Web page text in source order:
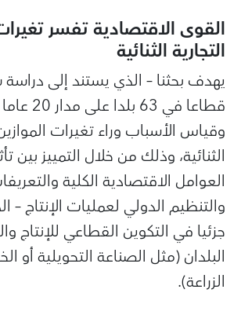
القوى الاقتصادية تفسر
التجارية الثنائية
قطاعا في
وقياس الأسباب وراء تغيرات
الثنائية، وذلك من خلال التمييز بين
العوامل الاقتصادية الكلية
والتنظيم الدولي لعمليات الإنتاج
جزئيا في التكوين القطاعي للإنتاج
البلدان (مثل الصناعة التحويلية أو
الزراعة).